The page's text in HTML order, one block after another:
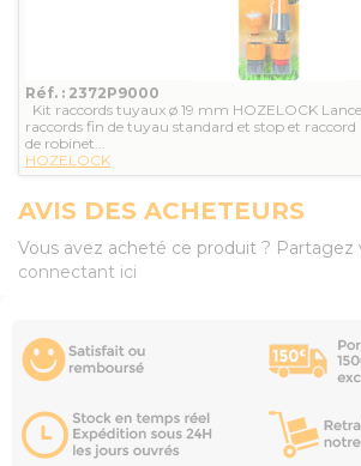
Réf. : 2372P9000
Kit raccords tuyaux ø 19 mm HOZELOCK
raccords fin de tuyau standard et stop et raccord
de robinet...
HOZELOCK
AVIS DES ACHETEURS
Vous avez acheté ce produit ? Partagez
connectant ici